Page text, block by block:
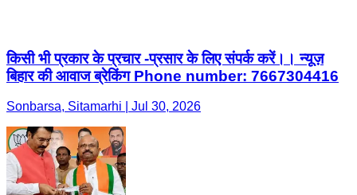
किसी भी प्रकार के प्रचार -प्रसार के लिए संपर्क करें।। न्यूज़
बिहार की आवाज ब्रेकिंग Phone number: 7667304416
Sonbarsa, Sitamarhi | Jul 30, 2026